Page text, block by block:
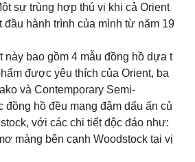
sự trùng hợp thú vị khi cả Orient
đầu hành trình của mình từ năm 19
này bao gồm 4 mẫu đồng hồ dựa t
được yêu thích của Orient, ba
và Contemporary Semi-
đồng hồ đều mang đậm dấu ấn củ
với các chi tiết độc đáo như:
màng bên cạnh Woodstock tại vị